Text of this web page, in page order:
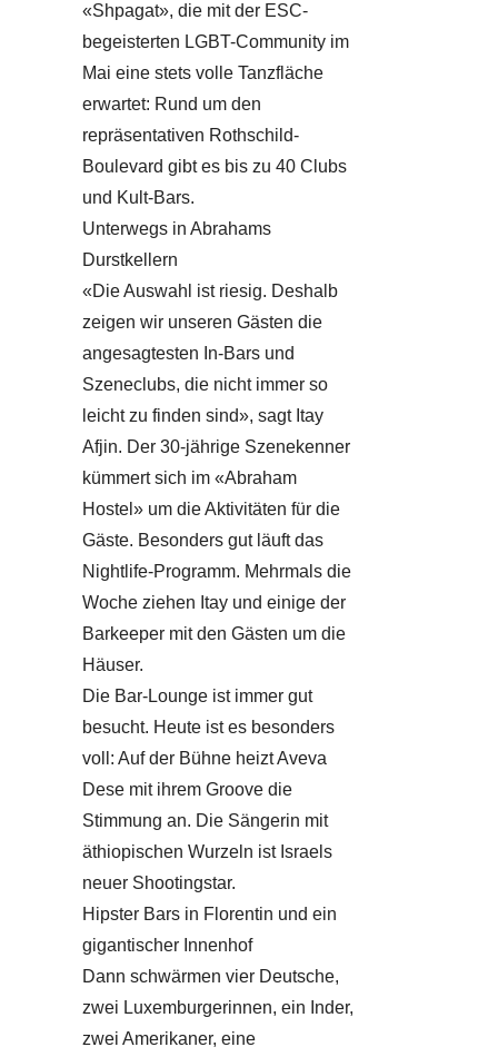
«Shpagat», die mit der ESC-
begeisterten LGBT-Community im
Mai eine stets volle Tanzfläche
erwartet: Rund um den
repräsentativen Rothschild-
Boulevard gibt es bis zu 40 Clubs
und Kult-Bars.
Unterwegs in Abrahams
Durstkellern
«Die Auswahl ist riesig. Deshalb
zeigen wir unseren Gästen die
angesagtesten In-Bars und
Szeneclubs, die nicht immer so
leicht zu finden sind», sagt Itay
Afjin. Der 30-jährige Szenekenner
kümmert sich im «Abraham
Hostel» um die Aktivitäten für die
Gäste. Besonders gut läuft das
Nightlife-Programm. Mehrmals die
Woche ziehen Itay und einige der
Barkeeper mit den Gästen um die
Häuser.
Die Bar-Lounge ist immer gut
besucht. Heute ist es besonders
voll: Auf der Bühne heizt Aveva
Dese mit ihrem Groove die
Stimmung an. Die Sängerin mit
äthiopischen Wurzeln ist Israels
neuer Shootingstar.
Hipster Bars in Florentin und ein
gigantischer Innenhof
Dann schwärmen vier Deutsche,
zwei Luxemburgerinnen, ein Inder,
zwei Amerikaner, eine